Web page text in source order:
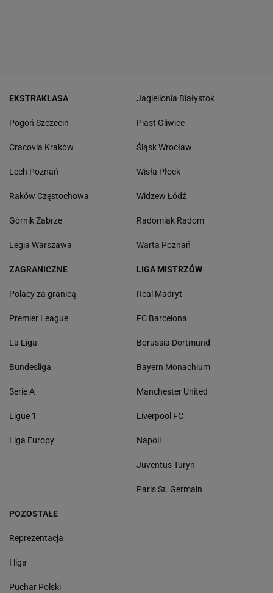
EKSTRAKLASA
Pogoń Szczecin
Cracovia Kraków
Lech Poznań
Raków Częstochowa
Górnik Zabrze
Legia Warszawa
Jagiellonia Białystok
Piast Gliwice
Śląsk Wrocław
Wisła Płock
Widzew Łódź
Radomiak Radom
Warta Poznań
ZAGRANICZNE
Polacy za granicą
Premier League
La Liga
Bundesliga
Serie A
Ligue 1
Liga Europy
LIGA MISTRZÓW
Real Madryt
FC Barcelona
Borussia Dortmund
Bayern Monachium
Manchester United
Liverpool FC
Napoli
Juventus Turyn
Paris St. Germain
POZOSTAŁE
Reprezentacja
I liga
Puchar Polski